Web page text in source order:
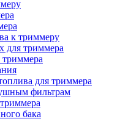
к триммеру
для триммера
для триммера
фильтрам
бака